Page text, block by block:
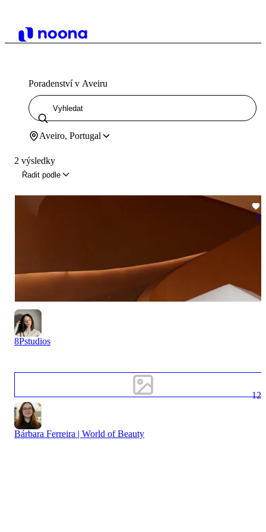
Poradenství v Aveiru
Aveiro, Portugal
2 výsledky
Řadit podle
1
8Pstudios
12
Bárbara Ferreira | World of Beauty